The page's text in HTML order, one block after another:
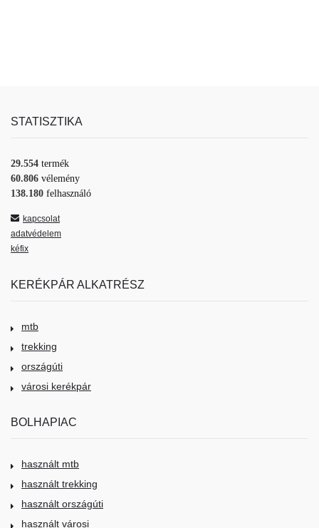
STATISZTIKA
29.554 termék
60.806 vélemény
138.180 felhasználó
kapcsolat
adatvédelem
kéfix
KERÉKPÁR ALKATRÉSZ
mtb
trekking
országúti
városi kerékpár
BOLHAPIAC
használt mtb
használt trekking
használt országúti
használt városi